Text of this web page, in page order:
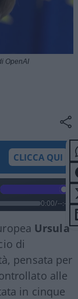
OpenAI
CLICCA QUI
0:00/--:--
Ursula
di
pensata per
alle
in cinque